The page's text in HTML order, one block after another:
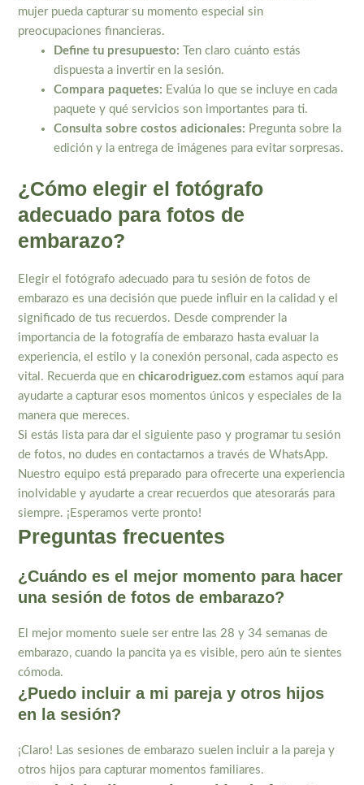
mujer pueda capturar su momento especial sin
preocupaciones financieras.
Define tu presupuesto: Ten claro cuánto estás
dispuesta a invertir en la sesión.
Compara paquetes: Evalúa lo que se incluye en cada
paquete y qué servicios son importantes para ti.
Consulta sobre costos adicionales: Pregunta sobre la
edición y la entrega de imágenes para evitar sorpresas.
¿Cómo elegir el fotógrafo
adecuado para fotos de
embarazo?
Elegir el fotógrafo adecuado para tu sesión de fotos de
embarazo es una decisión que puede influir en la calidad y el
significado de tus recuerdos. Desde comprender la
importancia de la fotografía de embarazo hasta evaluar la
experiencia, el estilo y la conexión personal, cada aspecto es
vital. Recuerda que enchicarodriguez.com estamos aquí para
ayudarte a capturar esos momentos únicos y especiales de la
manera que mereces.
Si estás lista para dar el siguiente paso y programar tu sesión
de fotos, no dudes en contactarnos a través de WhatsApp.
Nuestro equipo está preparado para ofrecerte una experiencia
inolvidable y ayudarte a crear recuerdos que atesorarás para
siempre. ¡Esperamos verte pronto!
Preguntas frecuentes
¿Cuándo es el mejor momento para hacer
una sesión de fotos de embarazo?
El mejor momento suele ser entre las 28 y 34 semanas de
embarazo, cuando la pancita ya es visible, pero aún te sientes
cómoda.
¿Puedo incluir a mi pareja y otros hijos
en la sesión?
¡Claro! Las sesiones de embarazo suelen incluir a la pareja y
otros hijos para capturar momentos familiares.